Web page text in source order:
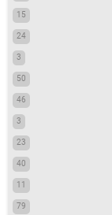
15
24
3
50
46
3
23
40
11
79